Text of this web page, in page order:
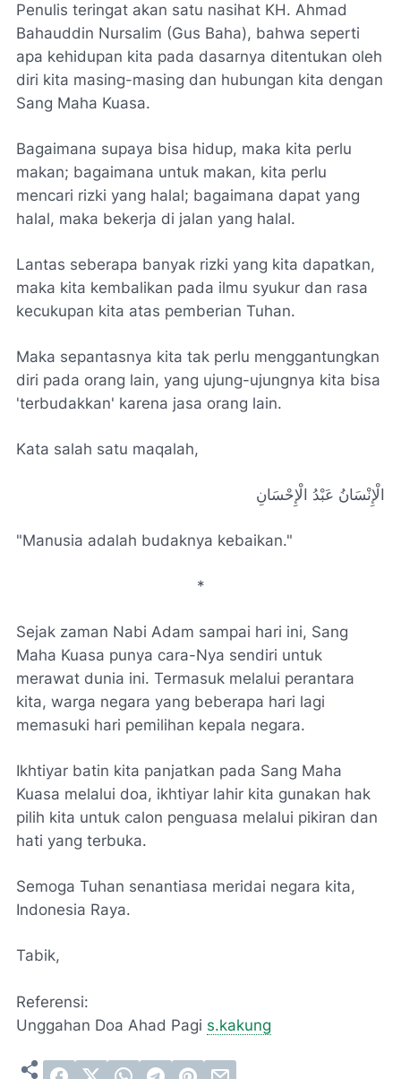
Penulis teringat akan satu nasihat KH. Ahmad
Bahauddin Nursalim (Gus Baha), bahwa seperti
apa kehidupan kita pada dasarnya ditentukan oleh
diri kita masing-masing dan hubungan kita dengan
Sang Maha Kuasa.
Bagaimana supaya bisa hidup, maka kita perlu
makan; bagaimana untuk makan, kita perlu
mencari rizki yang halal; bagaimana dapat yang
halal, maka bekerja di jalan yang halal.
Lantas seberapa banyak rizki yang kita dapatkan,
maka kita kembalikan pada ilmu syukur dan rasa
kecukupan kita atas pemberian Tuhan.
Maka sepantasnya kita tak perlu menggantungkan
diri pada orang lain, yang ujung-ujungnya kita bisa
'terbudakkan' karena jasa orang lain.
Kata salah satu maqalah,
الْإِنْسَانُ عَبْدُ الْإِحْسَانِ
"Manusia adalah budaknya kebaikan."
*
Sejak zaman Nabi Adam sampai hari ini, Sang
Maha Kuasa punya cara-Nya sendiri untuk
merawat dunia ini. Termasuk melalui perantara
kita, warga negara yang beberapa hari lagi
memasuki hari pemilihan kepala negara.
Ikhtiyar batin kita panjatkan pada Sang Maha
Kuasa melalui doa, ikhtiyar lahir kita gunakan hak
pilih kita untuk calon penguasa melalui pikiran dan
hati yang terbuka.
Semoga Tuhan senantiasa meridai negara kita,
Indonesia Raya.
Tabik,
Referensi:
Unggahan Doa Ahad Pagi s.kakung